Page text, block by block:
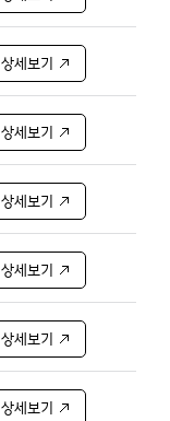
상세보기
상세보기
상세보기
상세보기
상세보기
상세보기